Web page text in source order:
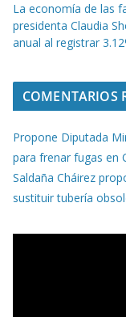
La economía de las
presidenta Claudia
anual al registrar
COMENTARIOS
Propone Diputada
para frenar fugas en
Saldaña Cháirez
sustituir tubería